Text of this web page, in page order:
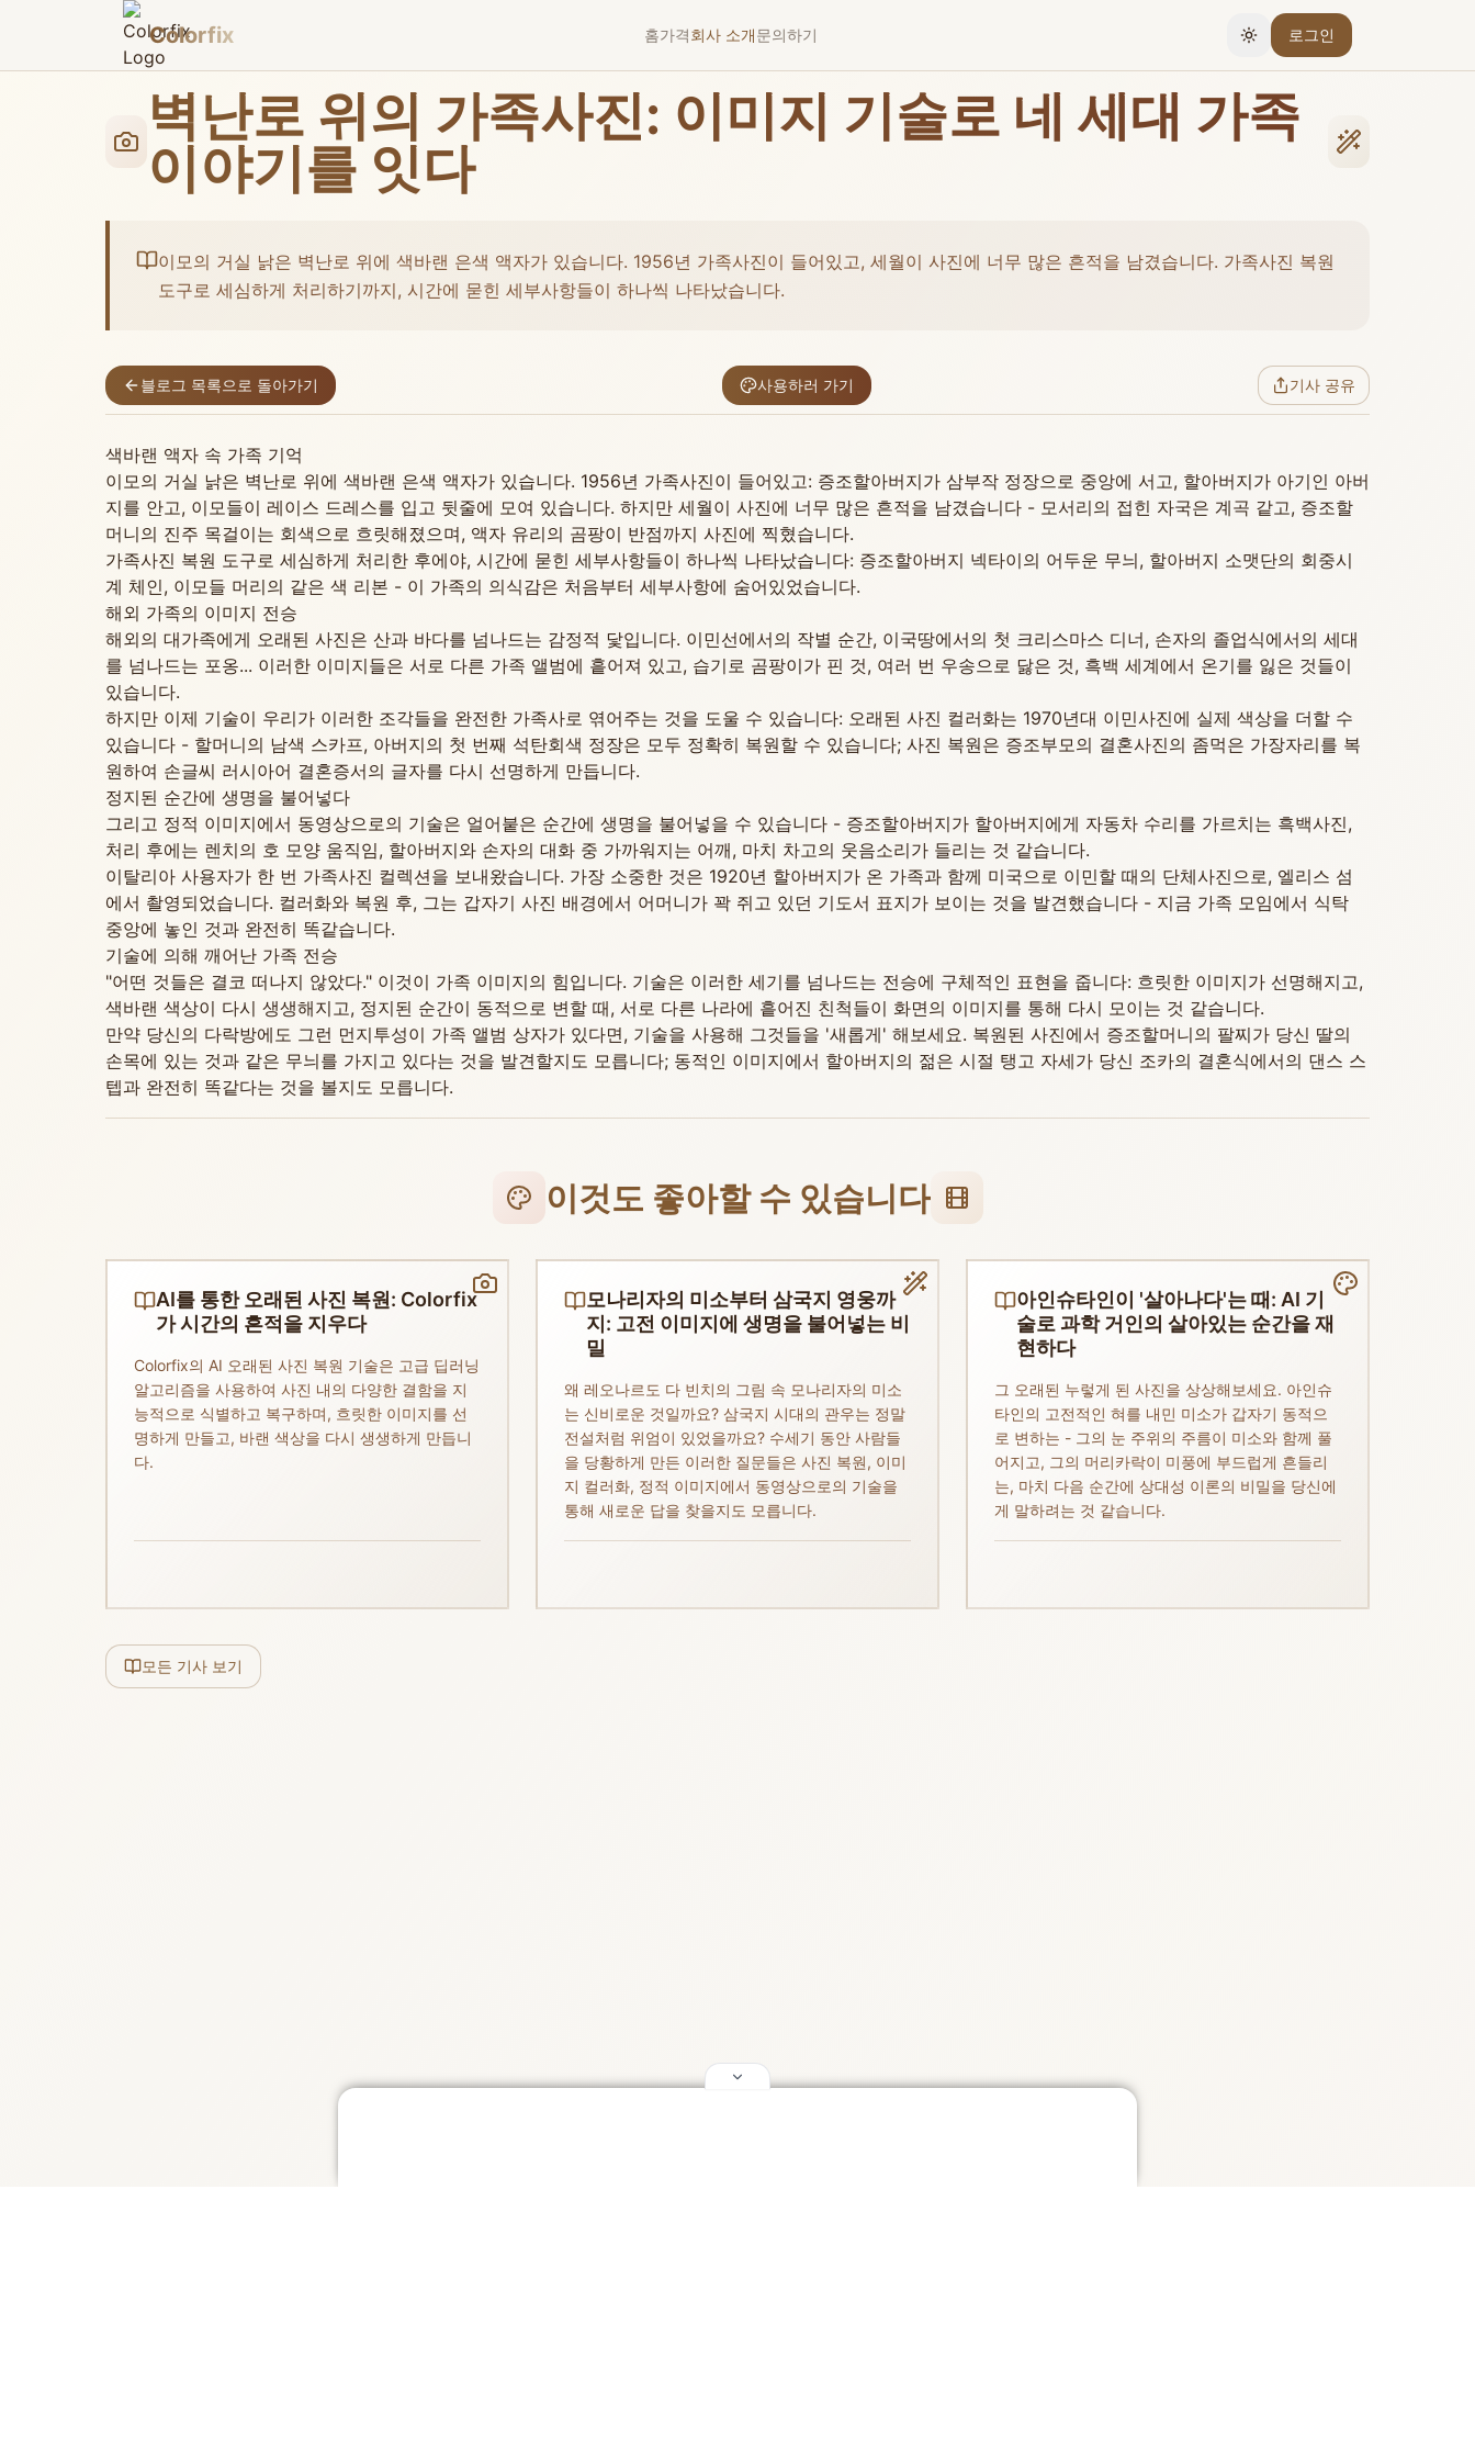
Colorfix 홈가격회사 소개문의하기 테마 전환로그인
벽난로 위의 가족사진: 이미지 기술로 네 세대 가족
이야기를 잇다
이모의 거실 낡은 벽난로 위에 색바랜 은색 액자가 있습니다. 1956년 가족사진이 들어있고, 세월이 사진에 너무 많은 흔적을 남겼습니다. 가족사진 복원
도구로 세심하게 처리하기까지, 시간에 묻힌 세부사항들이 하나씩 나타났습니다.
블로그 목록으로 돌아가기 사용하러 가기 기사 공유
색바랜 액자 속 가족 기억
이모의 거실 낡은 벽난로 위에 색바랜 은색 액자가 있습니다. 1956년 가족사진이 들어있고: 증조할아버지가 삼부작 정장으로 중앙에 서고, 할아버지가 아기인 아버
지를 안고, 이모들이 레이스 드레스를 입고 뒷줄에 모여 있습니다. 하지만 세월이 사진에 너무 많은 흔적을 남겼습니다 - 모서리의 접힌 자국은 계곡 같고, 증조할
머니의 진주 목걸이는 회색으로 흐릿해졌으며, 액자 유리의 곰팡이 반점까지 사진에 찍혔습니다.
가족사진 복원 도구로 세심하게 처리한 후에야, 시간에 묻힌 세부사항들이 하나씩 나타났습니다: 증조할아버지 넥타이의 어두운 무늬, 할아버지 소맷단의 회중시
계 체인, 이모들 머리의 같은 색 리본 - 이 가족의 의식감은 처음부터 세부사항에 숨어있었습니다.
해외 가족의 이미지 전승
해외의 대가족에게 오래된 사진은 산과 바다를 넘나드는 감정적 닻입니다. 이민선에서의 작별 순간, 이국땅에서의 첫 크리스마스 디너, 손자의 졸업식에서의 세대
를 넘나드는 포옹... 이러한 이미지들은 서로 다른 가족 앨범에 흩어져 있고, 습기로 곰팡이가 핀 것, 여러 번 우송으로 닳은 것, 흑백 세계에서 온기를 잃은 것들이
있습니다.
하지만 이제 기술이 우리가 이러한 조각들을 완전한 가족사로 엮어주는 것을 도울 수 있습니다: 오래된 사진 컬러화는 1970년대 이민사진에 실제 색상을 더할 수
있습니다 - 할머니의 남색 스카프, 아버지의 첫 번째 석탄회색 정장은 모두 정확히 복원할 수 있습니다; 사진 복원은 증조부모의 결혼사진의 좀먹은 가장자리를 복
원하여 손글씨 러시아어 결혼증서의 글자를 다시 선명하게 만듭니다.
정지된 순간에 생명을 불어넣다
그리고 정적 이미지에서 동영상으로의 기술은 얼어붙은 순간에 생명을 불어넣을 수 있습니다 - 증조할아버지가 할아버지에게 자동차 수리를 가르치는 흑백사진,
처리 후에는 렌치의 호 모양 움직임, 할아버지와 손자의 대화 중 가까워지는 어깨, 마치 차고의 웃음소리가 들리는 것 같습니다.
이탈리아 사용자가 한 번 가족사진 컬렉션을 보내왔습니다. 가장 소중한 것은 1920년 할아버지가 온 가족과 함께 미국으로 이민할 때의 단체사진으로, 엘리스 섬
에서 촬영되었습니다. 컬러화와 복원 후, 그는 갑자기 사진 배경에서 어머니가 꽉 쥐고 있던 기도서 표지가 보이는 것을 발견했습니다 - 지금 가족 모임에서 식탁
중앙에 놓인 것과 완전히 똑같습니다.
기술에 의해 깨어난 가족 전승
"어떤 것들은 결코 떠나지 않았다." 이것이 가족 이미지의 힘입니다. 기술은 이러한 세기를 넘나드는 전승에 구체적인 표현을 줍니다: 흐릿한 이미지가 선명해지고,
색바랜 색상이 다시 생생해지고, 정지된 순간이 동적으로 변할 때, 서로 다른 나라에 흩어진 친척들이 화면의 이미지를 통해 다시 모이는 것 같습니다.
만약 당신의 다락방에도 그런 먼지투성이 가족 앨범 상자가 있다면, 기술을 사용해 그것들을 '새롭게' 해보세요. 복원된 사진에서 증조할머니의 팔찌가 당신 딸의
손목에 있는 것과 같은 무늬를 가지고 있다는 것을 발견할지도 모릅니다; 동적인 이미지에서 할아버지의 젊은 시절 탱고 자세가 당신 조카의 결혼식에서의 댄스 스
텝과 완전히 똑같다는 것을 볼지도 모릅니다.
이것도 좋아할 수 있습니다
AI를 통한 오래된 사진 복원: Colorfix
가 시간의 흔적을 지우다
Colorfix의 AI 오래된 사진 복원 기술은 고급 딥러닝
알고리즘을 사용하여 사진 내의 다양한 결함을 지
능적으로 식별하고 복구하며, 흐릿한 이미지를 선
명하게 만들고, 바랜 색상을 다시 생생하게 만듭니
다.
모나리자의 미소부터 삼국지 영웅까
지: 고전 이미지에 생명을 불어넣는 비
밀
왜 레오나르도 다 빈치의 그림 속 모나리자의 미소
는 신비로운 것일까요? 삼국지 시대의 관우는 정말
전설처럼 위엄이 있었을까요? 수세기 동안 사람들
을 당황하게 만든 이러한 질문들은 사진 복원, 이미
지 컬러화, 정적 이미지에서 동영상으로의 기술을
통해 새로운 답을 찾을지도 모릅니다.
아인슈타인이 '살아나다'는 때: AI 기
술로 과학 거인의 살아있는 순간을 재
현하다
그 오래된 누렇게 된 사진을 상상해보세요. 아인슈
타인의 고전적인 혀를 내민 미소가 갑자기 동적으
로 변하는 - 그의 눈 주위의 주름이 미소와 함께 풀
어지고, 그의 머리카락이 미풍에 부드럽게 흔들리
는, 마치 다음 순간에 상대성 이론의 비밀을 당신에
게 말하려는 것 같습니다.
모든 기사 보기